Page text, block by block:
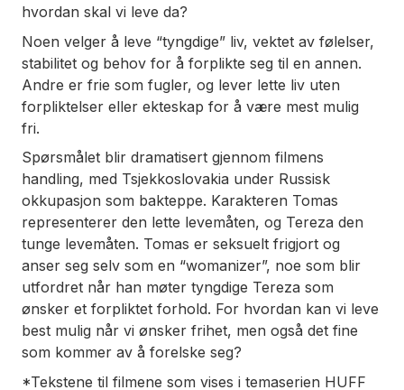
hvordan skal vi leve da?
Noen velger å leve “tyngdige” liv, vektet av følelser,
stabilitet og behov for å forplikte seg til en annen.
Andre er frie som fugler, og lever lette liv uten
forpliktelser eller ekteskap for å være mest mulig
fri.
Spørsmålet blir dramatisert gjennom filmens
handling, med Tsjekkoslovakia under Russisk
okkupasjon som bakteppe. Karakteren Tomas
representerer den lette levemåten, og Tereza den
tunge levemåten. Tomas er seksuelt frigjort og
anser seg selv som en “womanizer”, noe som blir
utfordret når han møter tyngdige Tereza som
ønsker et forpliktet forhold. For hvordan kan vi leve
best mulig når vi ønsker frihet, men også det fine
som kommer av å forelske seg?
*Tekstene til filmene som vises i temaserien HUFF